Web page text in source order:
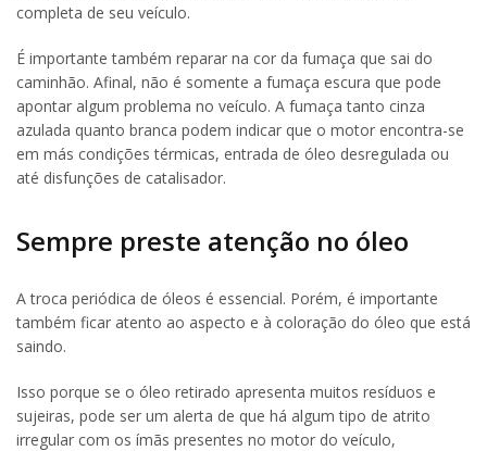
completa de seu veículo.
É importante também reparar na cor da fumaça que sai do
caminhão. Afinal, não é somente a fumaça escura que pode
apontar algum problema no veículo. A fumaça tanto cinza
azulada quanto branca podem indicar que o motor encontra-se
em más condições térmicas, entrada de óleo desregulada ou
até disfunções de catalisador.
Sempre preste atenção no óleo
A troca periódica de óleos é essencial. Porém, é importante
também ficar atento ao aspecto e à coloração do óleo que está
saindo.
Isso porque se o óleo retirado apresenta muitos resíduos e
sujeiras, pode ser um alerta de que há algum tipo de atrito
irregular com os ímãs presentes no motor do veículo,